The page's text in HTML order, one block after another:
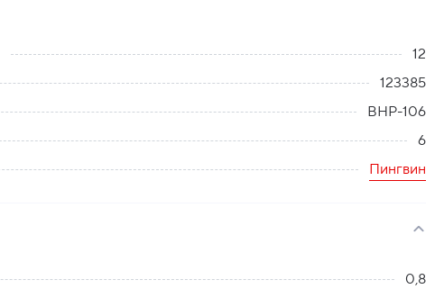
12
123385
BHP-106
6
Пингвин
0,8